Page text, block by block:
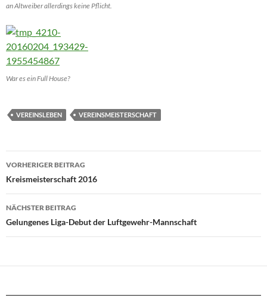
an Altweiber allerdings keine Pflicht.
War es ein Full House?
VEREINSLEBEN VEREINSMEISTERSCHAFT
Beitragsnavigation
VORHERIGER BEITRAG
Kreismeisterschaft 2016
NÄCHSTER BEITRAG
Gelungenes Liga-Debut der Luftgewehr-Mannschaft